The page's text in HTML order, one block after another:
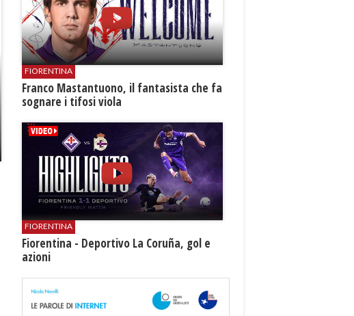
FIORENTINA
Franco Mastantuono, il fantasista che fa
sognare i tifosi viola
FIORENTINA
Fiorentina - Deportivo La Coruña, gol e
azioni